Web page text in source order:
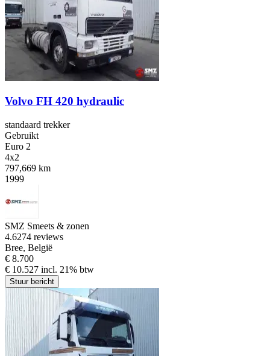
Volvo FH 420 hydraulic
standaard trekker
Gebruikt
Euro 2
4x2
797,669 km
1999
SMZ Smeets & zonen
4.6274 reviews
Bree, België
€ 8.700
€ 10.527 incl. 21% btw
Stuur bericht